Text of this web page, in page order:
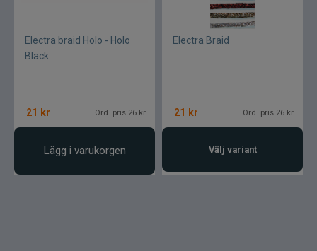
Electra braid Holo - Holo
Black
21 kr Ord. pris 26 kr
Lägg i varukorgen
Electra Braid
21 kr Ord. pris 26 kr
Välj variant